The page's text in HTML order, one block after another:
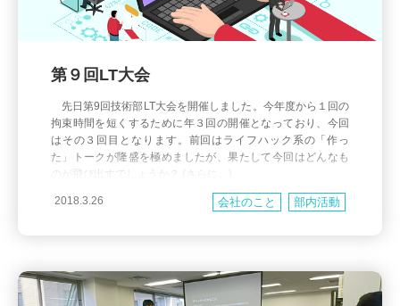
第９回LT大会
先日第9回技術部LT大会を開催しました。今年度から１回の
拘束時間を短くするために年３回の開催となっており、今回
はその３回目となります。前回はライフハック系の「作っ
た」トークが隆盛を極めましたが、果たして今回はどんなも
のが飛び出すでしょうか？ (さらに…)
2018.3.26 会社のこと 部内活動